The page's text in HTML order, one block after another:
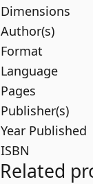
Dimensions
Author(s)
Format
Language
Pages
Publisher(s)
Year Published
ISBN
Related